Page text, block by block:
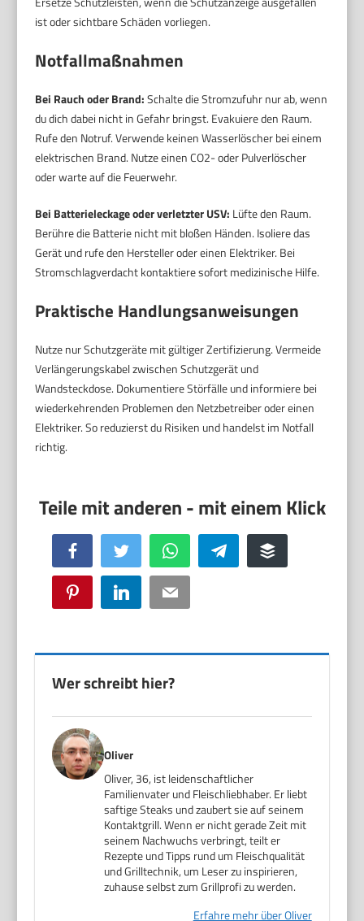
ist oder sichtbare Schäden vorliegen.
Notfallmaßnahmen
Bei Rauch oder Brand:Schalte die Stromzufuhr nur ab, wenn
du dich dabei nicht in Gefahr bringst. Evakuiere den Raum.
Rufe den Notruf. Verwende keinen Wasserlöscher bei einem
elektrischen Brand. Nutze einen CO2- oder Pulverlöscher
oder warte auf die Feuerwehr.
Bei Batterieleckage oder verletzter USV: Lüfte den Raum.
Berühre die Batterie nicht mit bloßen Händen. Isoliere das
Gerät und rufe den Hersteller oder einen Elektriker. Bei
Stromschlagverdacht kontaktiere sofort medizinische Hilfe.
Praktische Handlungsanweisungen
Nutze nur Schutzgeräte mit gültiger Zertifizierung. Vermeide
Verlängerungskabel zwischen Schutzgerät und
Wandsteckdose. Dokumentiere Störfälle und informiere bei
wiederkehrenden Problemen den Netzbetreiber oder einen
Elektriker. So reduzierst du Risiken und handelst im Notfall
richtig.
Facebook Twitter WhatsApp Telegram Buffer
Pinterest LinkedIn Email
Wer schreibt hier?
Oliver
Oliver, 36, ist leidenschaftlicher
Familienvater und Fleischliebhaber. Er liebt
saftige Steaks und zaubert sie auf seinem
Kontaktgrill. Wenn er nicht gerade Zeit mit
seinem Nachwuchs verbringt, teilt er
Rezepte und Tipps rund um Fleischqualität
und Grilltechnik, um Leser zu inspirieren,
zuhause selbst zum Grillprofi zu werden.
Erfahre mehr über Oliver